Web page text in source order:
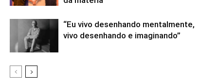
“Eu vivo desenhando mentalmente,
vivo desenhando e imaginando”